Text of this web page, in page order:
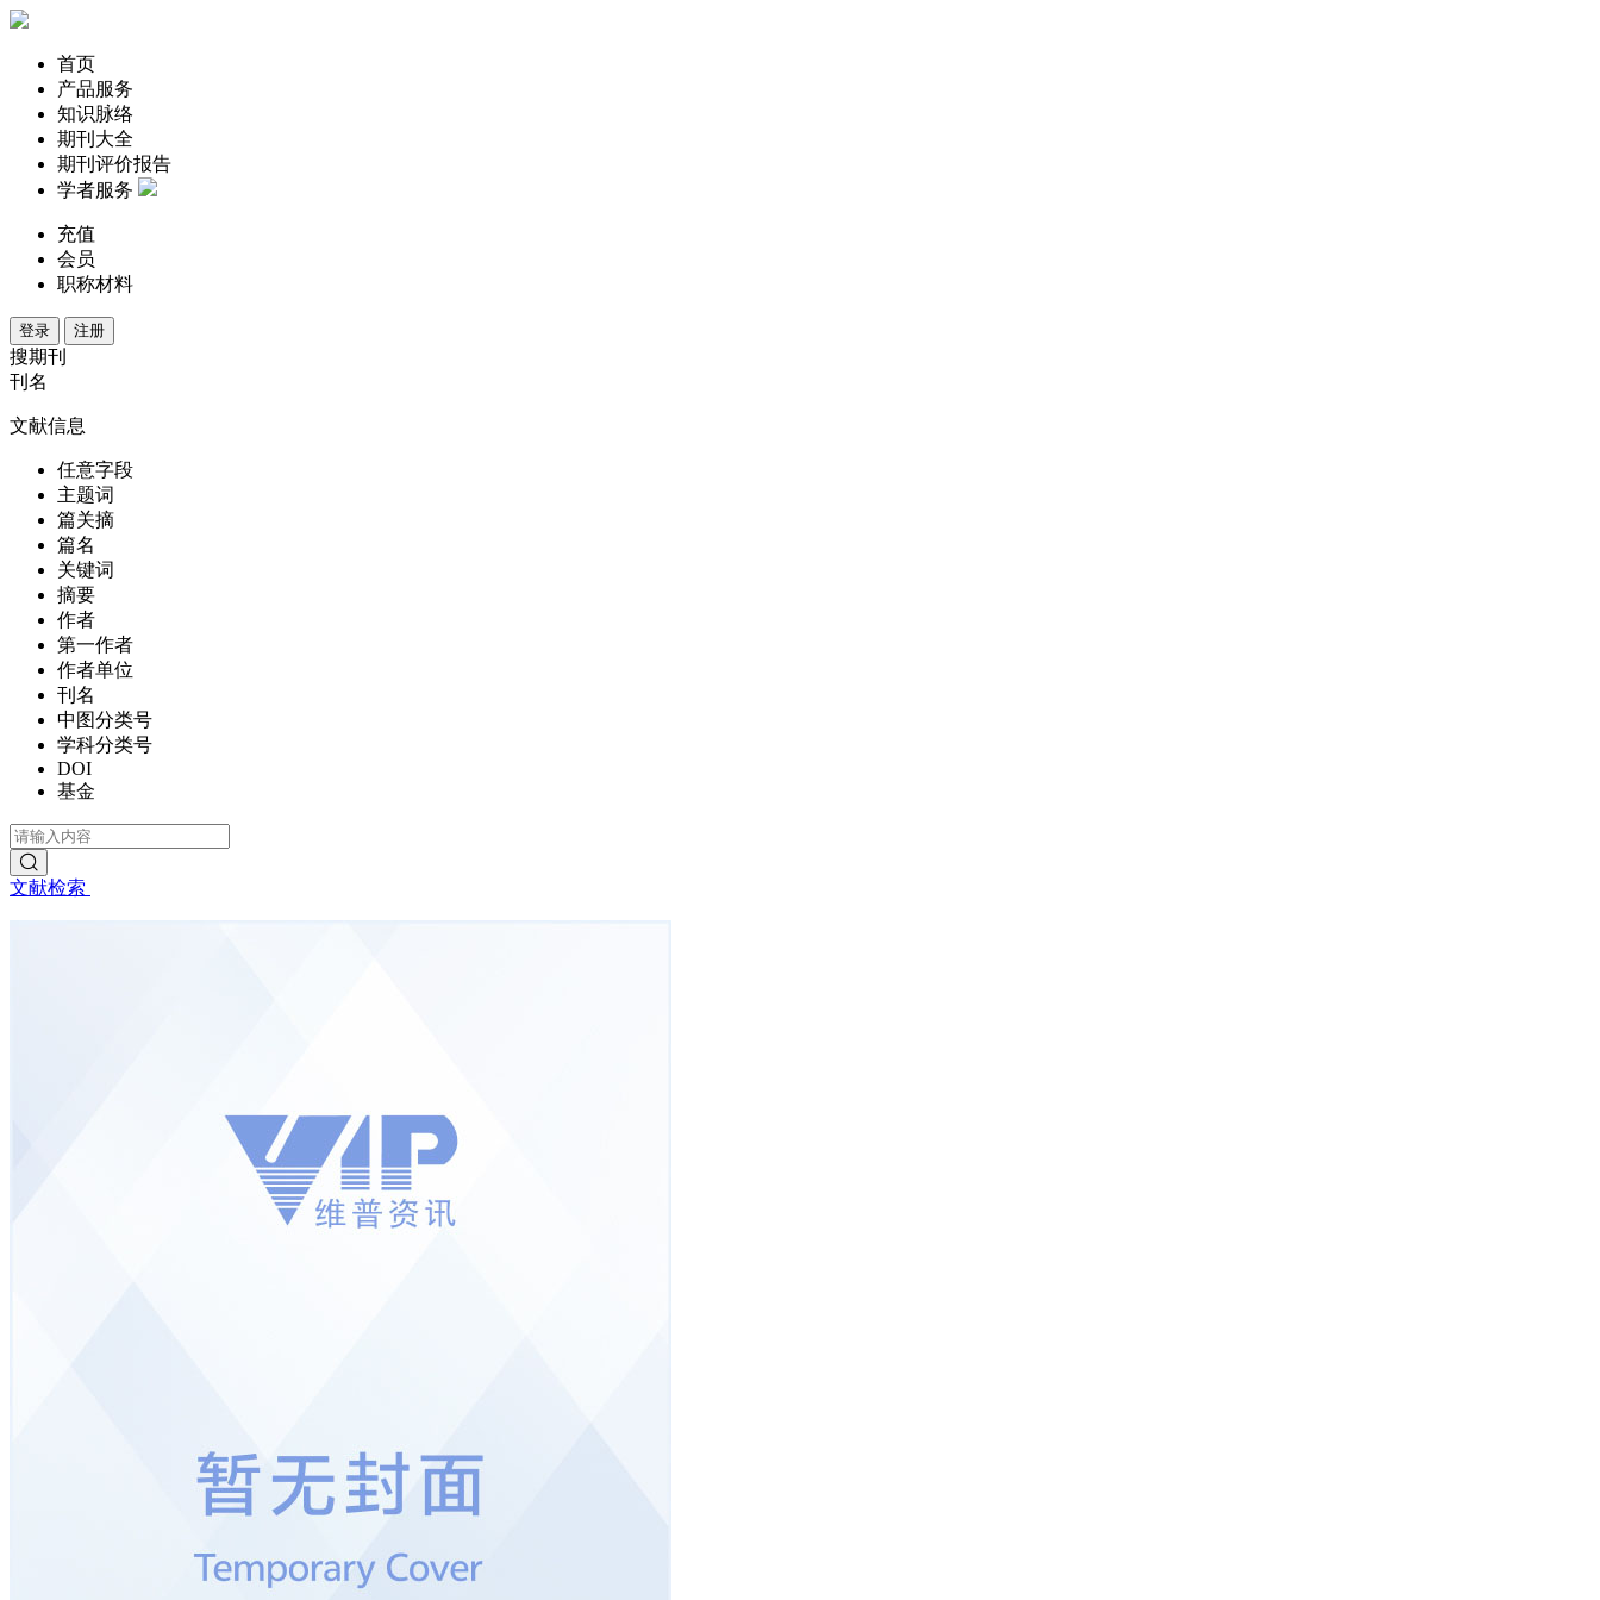
首页
产品服务
知识脉络
期刊大全
期刊评价报告
学者服务
充值
会员
职称材料
登录 注册
搜期刊
刊名
文献信息
任意字段
主题词
篇关摘
篇名
关键词
摘要
作者
第一作者
作者单位
刊名
中图分类号
学科分类号
DOI
基金
文献检索